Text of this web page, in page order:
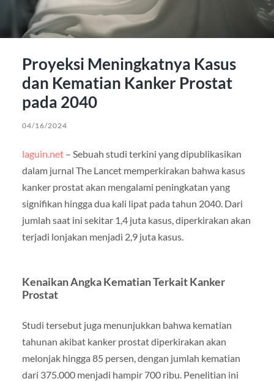
Proyeksi Meningkatnya Kasus
dan Kematian Kanker Prostat
pada 2040
04/16/2024
laguin.net– Sebuah studi terkini yang dipublikasikan
dalam jurnal The Lancet memperkirakan bahwa kasus
kanker prostat akan mengalami peningkatan yang
signifikan hingga dua kali lipat pada tahun 2040. Dari
jumlah saat ini sekitar 1,4 juta kasus, diperkirakan akan
terjadi lonjakan menjadi 2,9 juta kasus.
Kenaikan Angka Kematian Terkait Kanker
Prostat
Studi tersebut juga menunjukkan bahwa kematian
tahunan akibat kanker prostat diperkirakan akan
melonjak hingga 85 persen, dengan jumlah kematian
dari 375.000 menjadi hampir 700 ribu. Penelitian ini